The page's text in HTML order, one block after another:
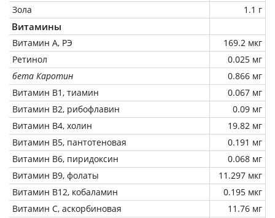
Зола 1.1 г
Витамины
Витамин А, РЭ
169.2 мкг
Ретинол
0.025 мг
бета Каротин
0.866 мг
Витамин В1, тиамин
0.067 мг
Витамин В2, рибофлавин
0.09 мг
Витамин В4, холин
19.82 мг
Витамин В5, пантотеновая
0.191 мг
Витамин В6, пиридоксин
0.068 мг
Витамин В9, фолаты
11.297 мкг
Витамин В12, кобаламин
0.195 мкг
Витамин C, аскорбиновая
11.76 мг